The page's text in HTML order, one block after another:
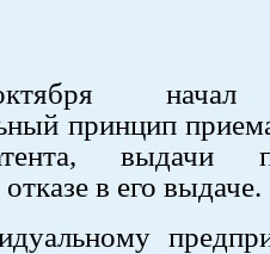
начал
принцип
выдачи
в его выдаче.